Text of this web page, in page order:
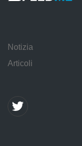
Notizia
Articoli